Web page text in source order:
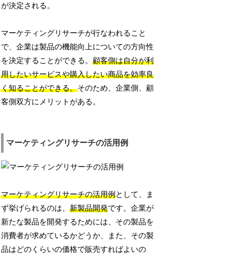
が決定される。
マーケティングリサーチが行なわれること
で、企業は製品の機能向上についての方向性
を決定することができる。顧客側は自分が利
用したいサービスや購入したい商品を効率良
く知ることができる。そのため、企業側、顧
客側双方にメリットがある。
マーケティングリサーチの活用例
マーケティングリサーチの活用例として、ま
ず挙げられるのは、新製品開発です。企業が
新たな製品を開発するためには、その製品を
消費者が求めているかどうか、また、その製
品はどのくらいの価格で販売すればよいの